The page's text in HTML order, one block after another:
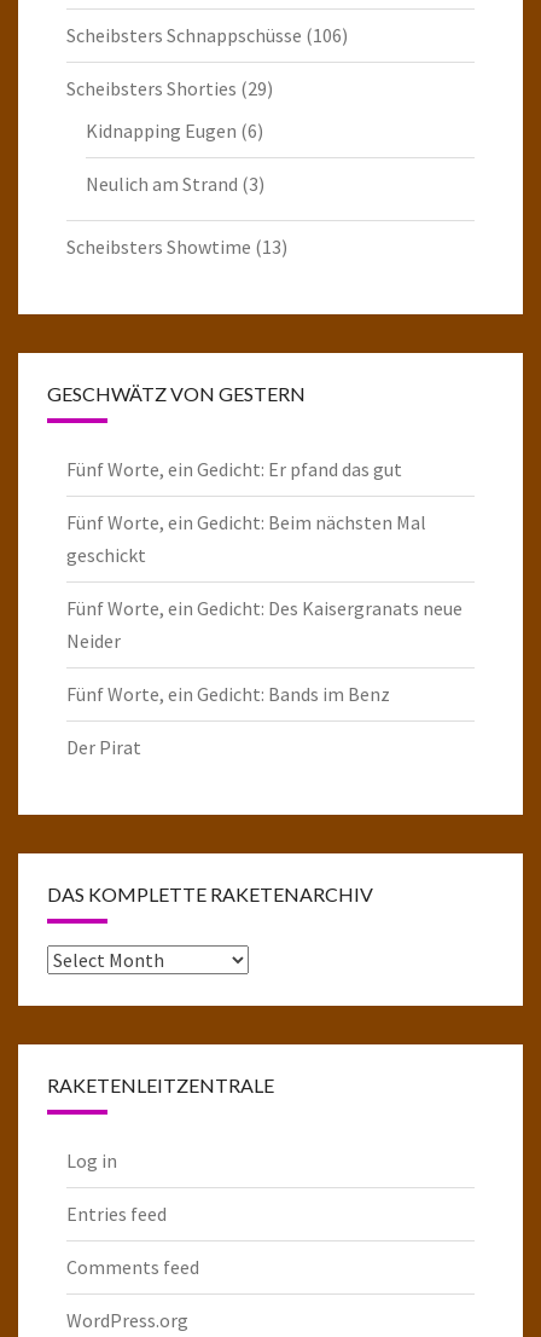
Scheibsters Schnappschüsse (106)
Scheibsters Shorties (29)
Kidnapping Eugen (6)
Neulich am Strand (3)
Scheibsters Showtime (13)
GESCHWÄTZ VON GESTERN
Fünf Worte, ein Gedicht: Er pfand das gut
Fünf Worte, ein Gedicht: Beim nächsten Mal
geschickt
Fünf Worte, ein Gedicht: Des Kaisergranats neue
Neider
Fünf Worte, ein Gedicht: Bands im Benz
Der Pirat
DAS KOMPLETTE RAKETENARCHIV
Das
RAKETENLEITZENTRALE
Log in
Entries feed
Comments feed
WordPress.org